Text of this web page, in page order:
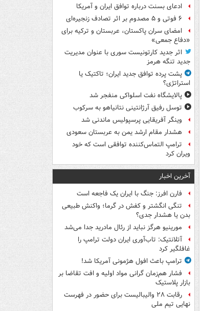
ادعای بسنت درباره توافق ایران و آمریکا
۶ فوتی و ۵ مصدوم بر اثر تصادف زنجیره‌ای
امضای سران پاکستان، عربستان و ترکیه برای
«دفاع جمعی»
اثر جدید کارتونیست سوری با عنوان مدیریت
جدید تنگه هرمز
پشت پرده توافق جدید ایران؛ تاکتیک یا
استراتژی؟
پالایشگاه نفت اسلواکی منفجر شد
توسل رفیق آرژانتینی نتانیاهو به سرکوب
وینگر آفریقایی پرسپولیس ماندنی شد
هشدار مقام ارشد یمن به عربستان سعودی
ترامپ التماس‌کننده توافقی است که خود
ویران کرد
آخرین اخبار
فارن افرز: جنگ با ایران یک فاجعه است
تنگی انگشتر و کفش در گرما؛ واکنش طبیعی
بدن یا هشدار جدی؟
مورینیو هرگز نباید از رئال مادرید جدا می‌شد
آتلانتیک: تاب‌آوری ایران دولت ترامپ را
غافلگیر کرد
ترامپ باعث افول هژمونی آمریکا شد!
فشار هم‌زمان گرانی مواد اولیه و افت تقاضا بر
بازار پلاستیک
رقابت ۲۸ والیبالیست برای حضور در فهرست
نهایی تیم ملی